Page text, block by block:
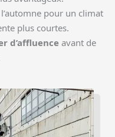
pour un climat
plus courtes.
d’affluence avant de